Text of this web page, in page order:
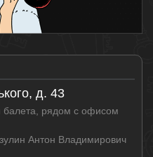
д. 43
балета, рядом с офисом
Антон Владимирович